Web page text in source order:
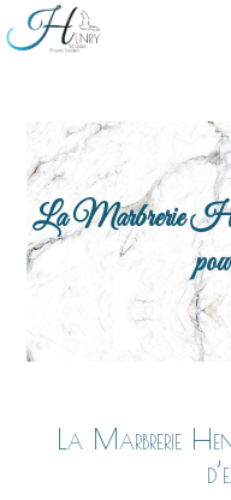
La Marbrerie
La Marbrerie